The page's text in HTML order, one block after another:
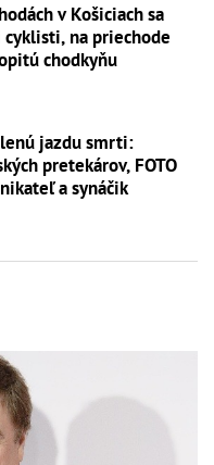
v Košiciach sa
na priechode
chodkyňu
jazdu smrti:
pretekárov, FOTO
a synáčik